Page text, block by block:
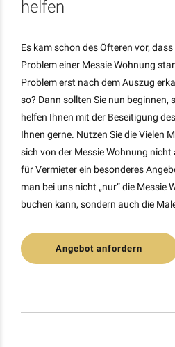
helfen
Es kam schon des Öfteren vor,
Problem einer Messie Wohnung
Problem erst nach dem Auszug
so? Dann sollten Sie nun beginnen,
helfen Ihnen mit der Beseitigung
Ihnen gerne. Nutzen Sie die Vielen
sich von der Messie Wohnung nicht
für Vermieter ein besonderes
man bei uns nicht „nur“ die Messie
buchen kann, sondern auch die
Angebot anfordern